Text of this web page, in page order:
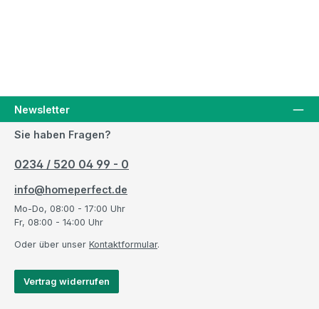
Newsletter
Sie haben Fragen?
0234 / 520 04 99 - 0
info@homeperfect.de
Mo-Do, 08:00 - 17:00 Uhr
Fr, 08:00 - 14:00 Uhr
Oder über unser Kontaktformular.
Vertrag widerrufen